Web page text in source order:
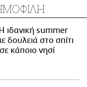
ιδανική summer
δουλειά στο σπίτι
κάποιο νησί